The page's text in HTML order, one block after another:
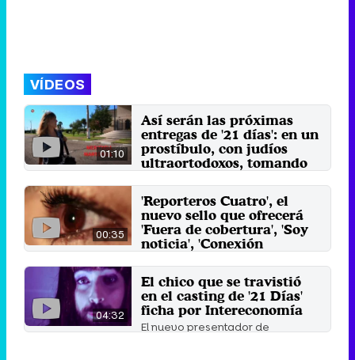
VÍDEOS
01:10
Así serán las próximas
entregas de '21 días': en un
prostíbulo, con judíos
ultraortodoxos, tomando
ayahuasca...
Meritxell Martorell debutará en '21
días' con una entrega en la que se
adentra en el ...
13 de abril 2016
00:35
'Reporteros Cuatro', el
nuevo sello que ofrecerá
'Fuera de cobertura', 'Soy
noticia', 'Conexión
Samanta' y 21 días'
Nuevo contenedor para formatos
como 'Fuera de cobertura' con
Alejandra Andrade; 'Soy ...
25 de diciembre 2015
04:32
El chico que se travistió
en el casting de '21 Días'
ficha por Intereconomía
El nuevo presentador de